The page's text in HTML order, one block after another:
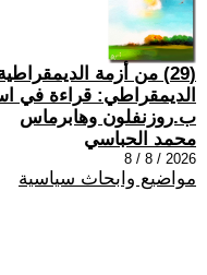
(29) من أزمة
الديمقراطي: قراءة في
ب.روزنفلون وهابرماس
محمد الحباسي
2026 / 8 / 8
مواضيع وابحاث سياسية